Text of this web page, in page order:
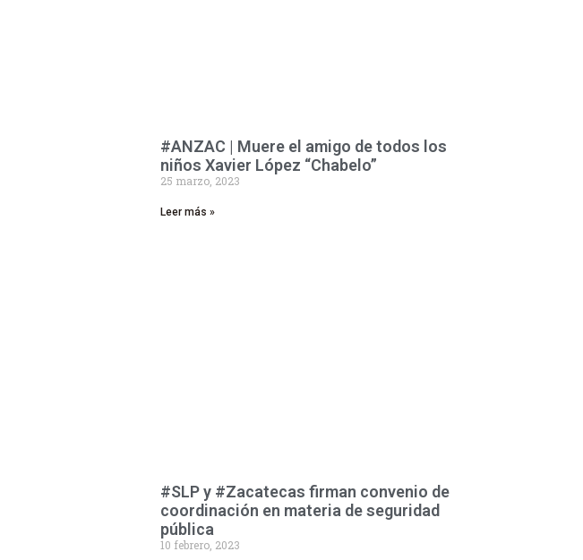
#ANZAC | Muere el amigo de todos los
niños Xavier López “Chabelo”
25 marzo, 2023
Leer más »
#SLP y #Zacatecas firman convenio de
coordinación en materia de seguridad
pública
10 febrero, 2023